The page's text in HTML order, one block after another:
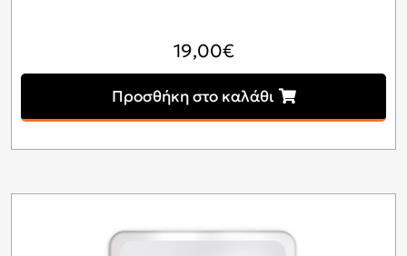
19,00€
Προσθήκη στο καλάθι